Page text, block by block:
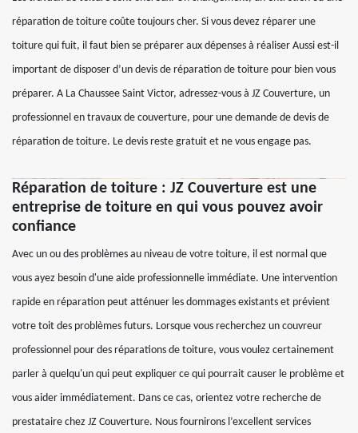
réparation de toiture coûte toujours cher. Si vous devez réparer une
toiture qui fuit, il faut bien se préparer aux dépenses à réaliser Aussi est-il
important de disposer d’un devis de réparation de toiture pour bien vous
préparer. A La Chaussee Saint Victor, adressez-vous à JZ Couverture, un
professionnel en travaux de couverture, pour une demande de devis de
réparation de toiture. Le devis reste gratuit et ne vous engage pas.
Réparation de toiture : JZ Couverture est une
entreprise de toiture en qui vous pouvez avoir
confiance
Avec un ou des problèmes au niveau de votre toiture, il est normal que
vous ayez besoin d'une aide professionnelle immédiate. Une intervention
rapide en réparation peut atténuer les dommages existants et prévient
votre toit des problèmes futurs. Lorsque vous recherchez un couvreur
professionnel pour des réparations de toiture, vous voulez certainement
parler à quelqu'un qui peut expliquer ce qui pourrait causer le problème et
vous aider immédiatement. Dans ce cas, orientez votre recherche de
prestataire chez JZ Couverture. Nous fournirons l’excellent services